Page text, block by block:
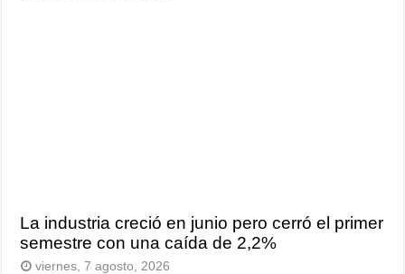
La industria creció en junio pero cerró el primer
semestre con una caída de 2,2%
viernes, 7 agosto, 2026